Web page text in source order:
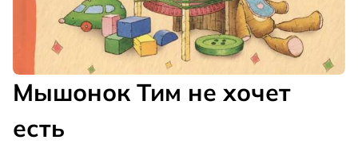
Мышонок Тим не хочет
есть